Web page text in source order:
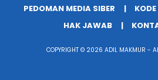
PEDOMAN MEDIA SIBER
HAK JAWAB
COPYRIGHT © 2026 ADIL MAKMUR -